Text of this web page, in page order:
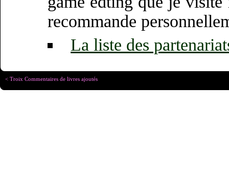
recommande
La liste des
< Troix Commentaires de livres ajoutés